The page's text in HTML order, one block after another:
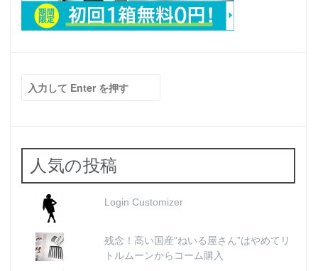
索:
人気の投稿
Login Customizer
残念！高い国産”ねいる屋さん”はやめてリ
トルムーンからコーム購入